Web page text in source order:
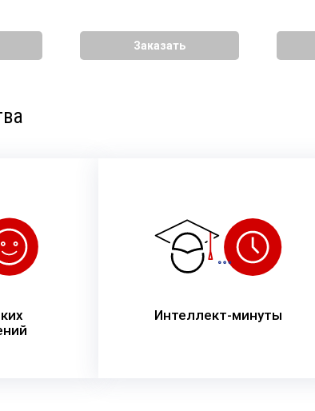
Заказать
Интеллект-минуты